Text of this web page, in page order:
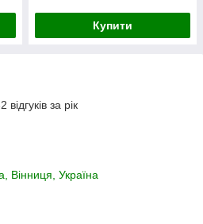
Купити
за рік
Вінниця, Україна